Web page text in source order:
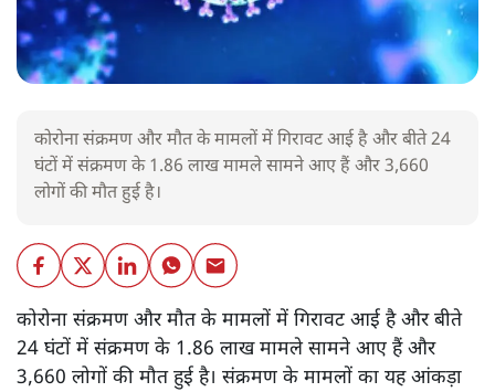
कोरोना संक्रमण और मौत के मामलों में गिरावट आई है और बीते 24
घंटों में संक्रमण के 1.86 लाख मामले सामने आए हैं और 3,660
लोगों की मौत हुई है।
कोरोना संक्रमण और मौत के मामलों में गिरावट आई है और बीते
24 घंटों में संक्रमण के 1.86 लाख मामले सामने आए हैं और
3,660 लोगों की मौत हुई है। संक्रमण के मामलों का यह आंकड़ा